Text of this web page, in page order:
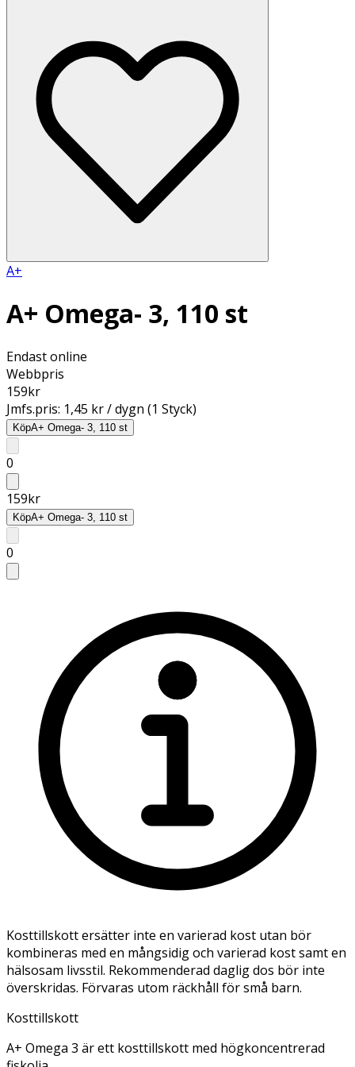
A+
A+ Omega- 3, 110 st
Endast online
Webbpris
159kr
Jmfs.pris: 1,45 kr / dygn (1 Styck)
KöpA+ Omega- 3, 110 st
0
159kr
KöpA+ Omega- 3, 110 st
0
Kosttillskott ersätter inte en varierad kost utan bör
kombineras med en mångsidig och varierad kost samt en
hälsosam livsstil. Rekommenderad daglig dos bör inte
överskridas. Förvaras utom räckhåll för små barn.
Kosttillskott
A+ Omega 3 är ett kosttillskott med högkoncentrerad